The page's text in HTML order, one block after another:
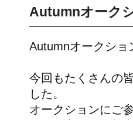
Autumnオーク
Autumnオークショ
今回もたくさんの
した。
オークションにご